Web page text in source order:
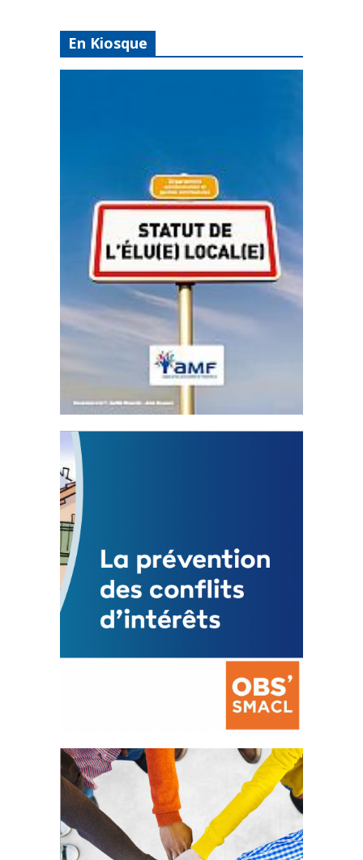
En Kiosque
Statut de l’élu local
3 avril 2024
Mise à jour avril 2024
FEUILLETER
La prévention des conflits
d’intérêts
18 septembre 2023
FEUILLETER